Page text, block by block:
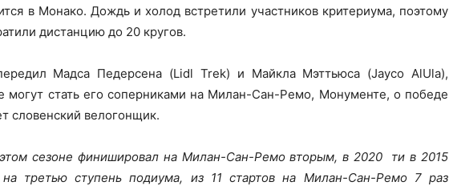
в Монако. Дождь и холод встретили участников критериума, поэтому
дистанцию до 20 кругов.
Мадса Педерсена (Lidl Trek) и Майкла Мэттьюса (Jayco AlUla),
могут стать его соперниками на Милан-Сан-Ремо, Монументе, о победе
словенский велогонщик.
сезоне финишировал на Милан-Сан-Ремо вторым, в 2020 ти в 2015
на третью ступень подиума, из 11 стартов на Милан-Сан-Ремо 7 раз